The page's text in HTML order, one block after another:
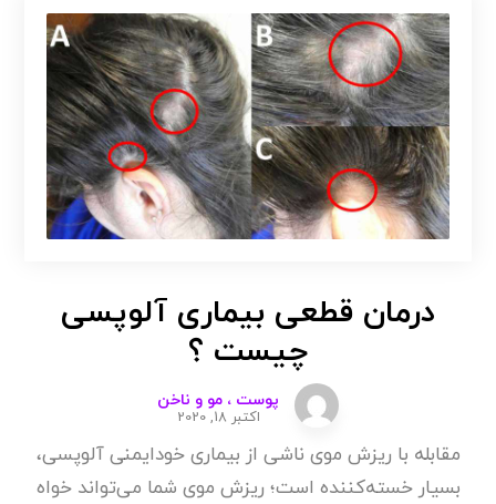
درمان قطعی بیماری آلوپسی
چیست ؟
پوست ، مو و ناخن
اکتبر 18, 2020
مقابله با ریزش موی ناشی از بیماری خودایمنی آلوپسی،
بسیار خسته‌کننده است؛ ریزش موی شما می‌تواند خواه